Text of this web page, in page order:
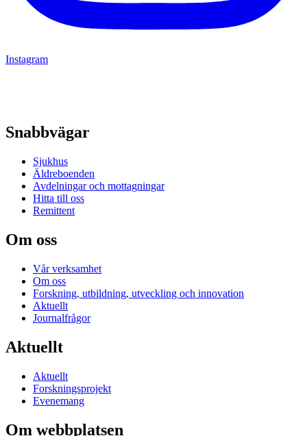
Instagram
Snabbvägar
Sjukhus
Äldreboenden
Avdelningar och mottagningar
Hitta till oss
Remittent
Om oss
Vår verksamhet
Om oss
Forskning, utbildning, utveckling och innovation
Aktuellt
Journalfrågor
Aktuellt
Aktuellt
Forskningsprojekt
Evenemang
Om webbplatsen